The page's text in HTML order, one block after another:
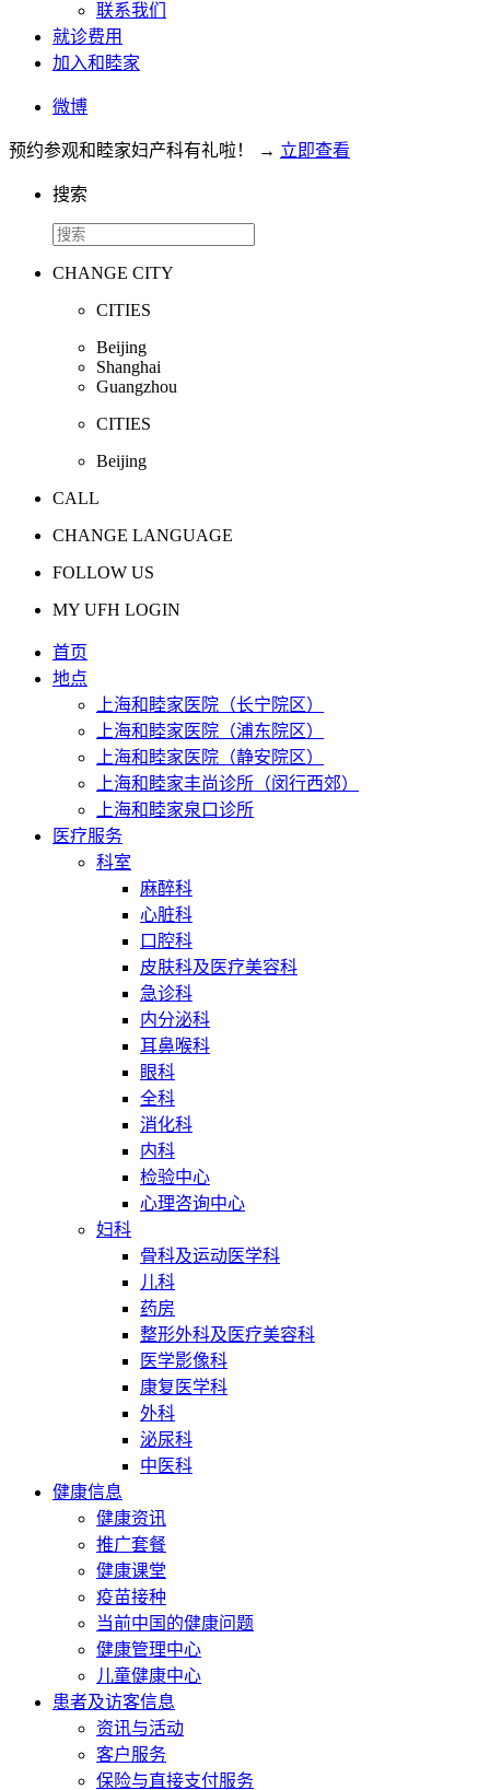
联系我们
就诊费用
加入和睦家
微博
预约参观和睦家妇产科有礼啦！ → 立即查看
搜索
CHANGE CITY
CITIES
Beijing
Shanghai
Guangzhou
CITIES
Beijing
CALL
CHANGE LANGUAGE
FOLLOW US
MY UFH LOGIN
首页
地点
上海和睦家医院（长宁院区）
上海和睦家医院（浦东院区）
上海和睦家医院（静安院区）
上海和睦家丰尚诊所（闵行西郊）
上海和睦家泉口诊所
医疗服务
科室
麻醉科
心脏科
口腔科
皮肤科及医疗美容科
急诊科
内分泌科
耳鼻喉科
眼科
全科
消化科
内科
检验中心
心理咨询中心
妇科
骨科及运动医学科
儿科
药房
整形外科及医疗美容科
医学影像科
康复医学科
外科
泌尿科
中医科
健康信息
健康资讯
推广套餐
健康课堂
疫苗接种
当前中国的健康问题
健康管理中心
儿童健康中心
患者及访客信息
资讯与活动
客户服务
保险与直接支付服务